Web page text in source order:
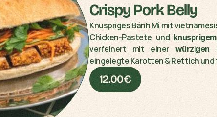
Crispy Pork Belly
Knuspriges Bánh Mì mit
Chicken-Pastete und
verfeinert mit einer würzigen
eingelegte Karotten & Rettich und
12.00€